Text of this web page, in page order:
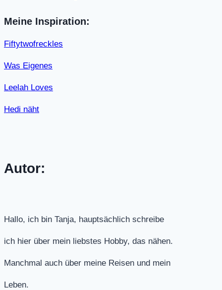
Meine Inspiration:
Fiftytwofreckles
Was Eigenes
Leelah Loves
Hedi näht
Autor:
Hallo, ich bin Tanja, hauptsächlich schreibe
ich hier über mein liebstes Hobby, das nähen.
Manchmal auch über meine Reisen und mein
Leben.